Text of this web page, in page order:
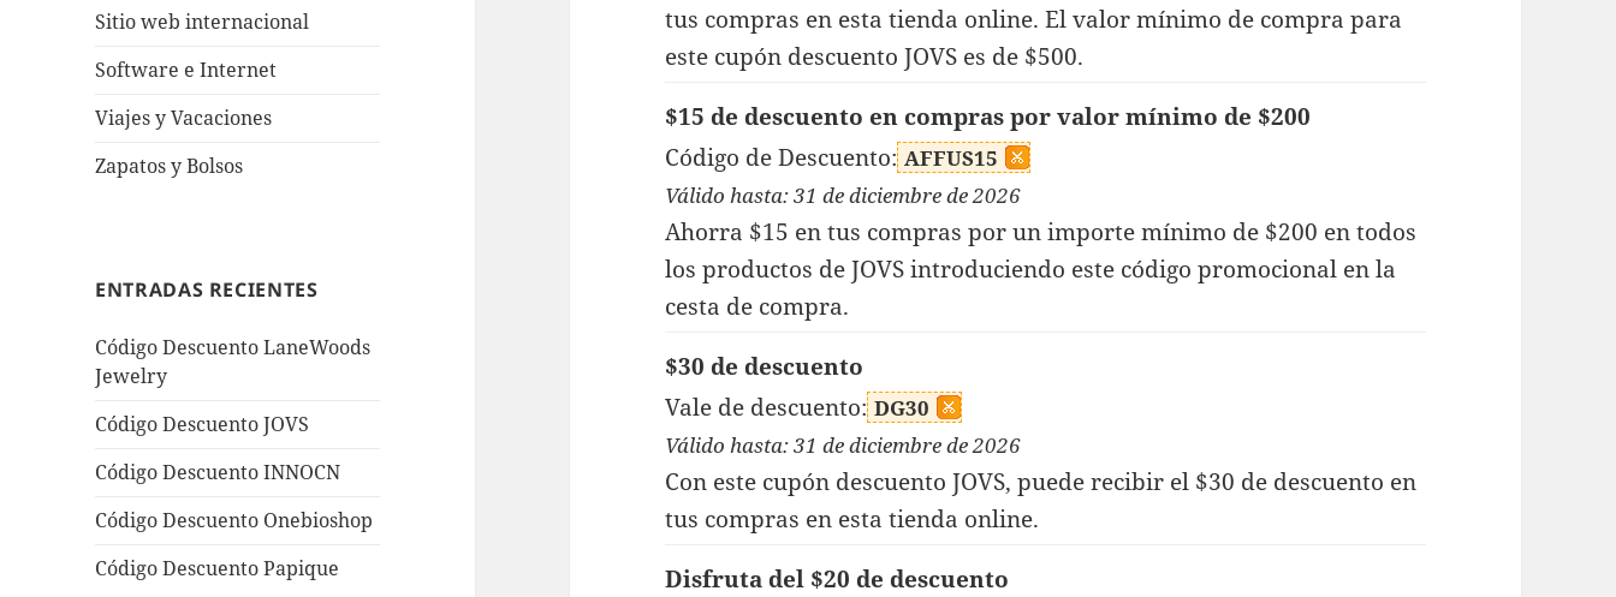
Sitio web internacional
Software e Internet
Viajes y Vacaciones
Zapatos y Bolsos
ENTRADAS RECIENTES
Código Descuento LaneWoods
Jewelry
Código Descuento JOVS
Código Descuento INNOCN
Código Descuento Onebioshop
Código Descuento Papique
tus compras en esta tienda online. El valor mínimo de compra para
este cupón descuento JOVS es de $500.
$15 de descuento en compras por valor mínimo de $200
Código de Descuento: AFFUS15
Válido hasta: 31 de diciembre de 2026
Ahorra $15 en tus compras por un importe mínimo de $200 en todos
los productos de JOVS introduciendo este código promocional en la
cesta de compra.
$30 de descuento
Vale de descuento: DG30
Válido hasta: 31 de diciembre de 2026
Con este cupón descuento JOVS, puede recibir el $30 de descuento en
tus compras en esta tienda online.
Disfruta del $20 de descuento